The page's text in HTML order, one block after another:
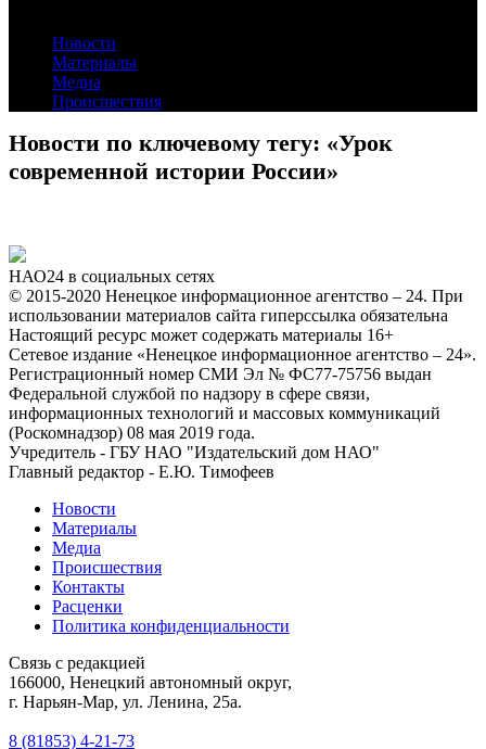
Новости
Материалы
Медиа
Происшествия
Новости по ключевому тегу: «Урок
современной истории России»
НАО24 в социальных сетях
© 2015-2020 Ненецкое информационное агентство – 24. При
использовании материалов сайта гиперссылка обязательна
Настоящий ресурс может содержать материалы 16+
Сетевое издание «Ненецкое информационное агентство – 24».
Регистрационный номер СМИ Эл № ФС77-75756 выдан
Федеральной службой по надзору в сфере связи,
информационных технологий и массовых коммуникаций
(Роскомнадзор) 08 мая 2019 года.
Учредитель - ГБУ НАО "Издательский дом НАО"
Главный редактор - Е.Ю. Тимофеев
Новости
Материалы
Медиа
Происшествия
Контакты
Расценки
Политика конфиденциальности
Связь с редакцией
166000, Ненецкий автономный округ,
г. Нарьян-Мар, ул. Ленина, 25а.
8 (81853) 4-21-73